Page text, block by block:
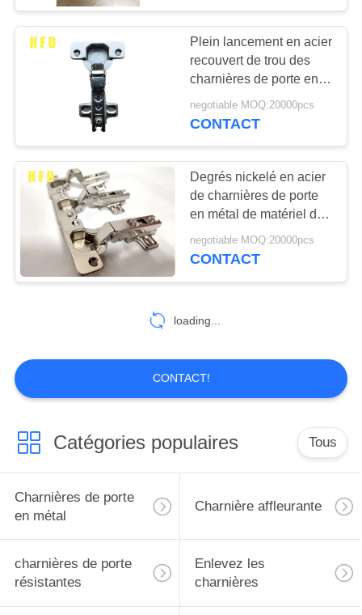
Charnières d'astuce
de boule
Charnières de
10
verrou de boulon de
porte
10
Plein lancement en acier
recouvert de trou des
charnières de porte en
métal de pièce de
cuisine 48mm
negotiable MOQ:20000pcs
CONTACT
Degrés nickelé en acier
de charnières de porte
en métal de matériel de
meubles de garde-robe
110
negotiable MOQ:20000pcs
CONTACT
loading...
CONTACT!
Catégories populaires Tous
Charnières de porte
en métal
Charnière affleurante
charnières de porte
résistantes
Enlevez les
charnières